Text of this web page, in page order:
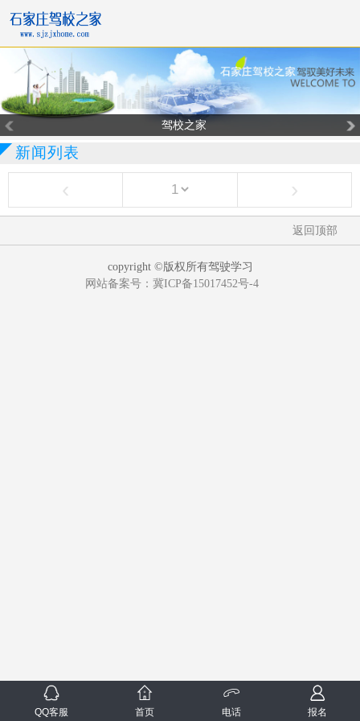
驾校之家
新闻列表
‹ ›
返回顶部
copyright ©版权所有驾驶学习
网站备案号：冀ICP备15017452号-4
QQ客服 首页 电话 报名